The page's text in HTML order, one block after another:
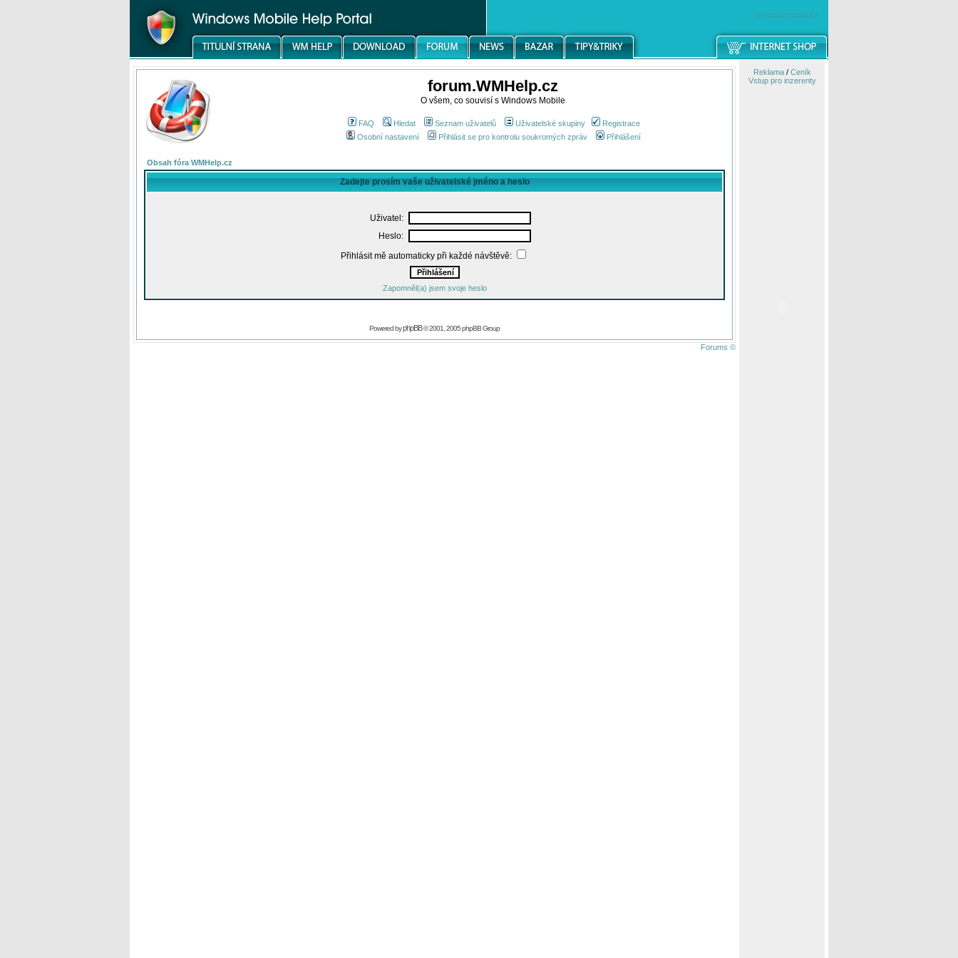
windowsmobile.cz
forum.WMHelp.cz
O všem, co souvisí s Windows Mobile
FAQ Hledat Seznam uživatelů Uživatelské skupiny
Registrace
Osobní nastavení
Přihlásit se pro kontrolu soukromých zpráv Přihlášení
Obsah fóra WMHelp.cz
Zadejte prosím vaše uživatelské jméno a heslo
Uživatel:
Heslo:
Přihlásit mě automaticky při každé návštěvě:
Zapomněl(a) jsem svoje heslo
Powered byphpBB© 2001, 2005 phpBB Group
Forums ©
Reklama/ Ceník
Vstup pro inzerenty